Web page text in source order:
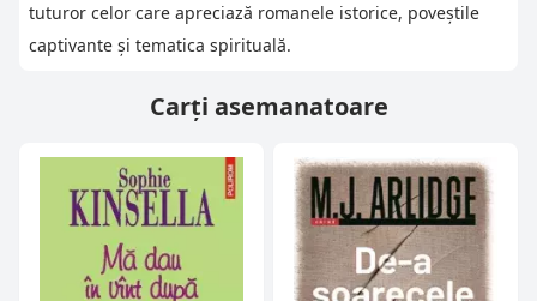
tuturor celor care apreciază romanele istorice, poveștile
captivante și tematica spirituală.
Carți asemanatoare